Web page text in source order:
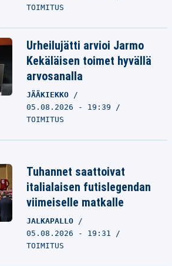
TOIMITUS
Urheilujätti arvioi Jarmo
Kekäläisen toimet hyvällä
arvosanalla
JÄÄKIEKKO
05.08.2026 - 19:39
TOIMITUS
Tuhannet saattoivat
italialaisen futislegendan
viimeiselle matkalle
JALKAPALLO
05.08.2026 - 19:31
TOIMITUS